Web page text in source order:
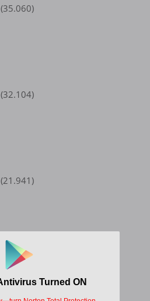
(35.060)
(32.104)
(21.941)
(18.441)